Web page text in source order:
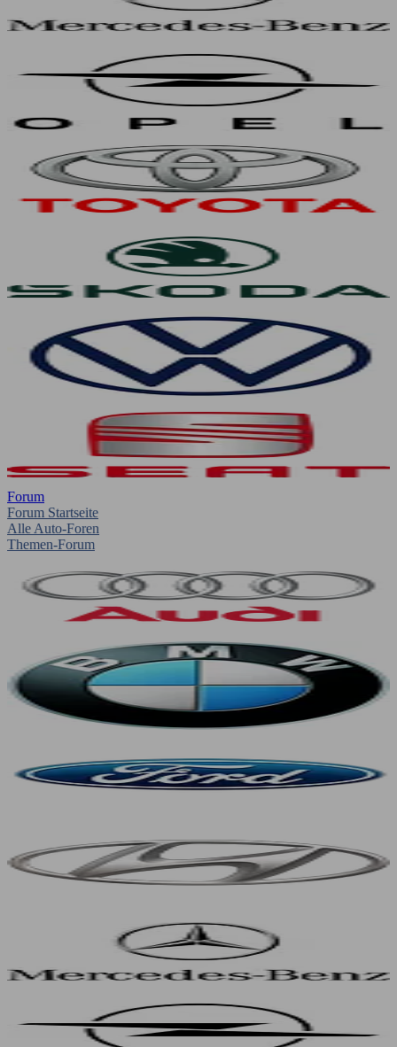
Forum
Forum Startseite
Alle Auto-Foren
Themen-Forum